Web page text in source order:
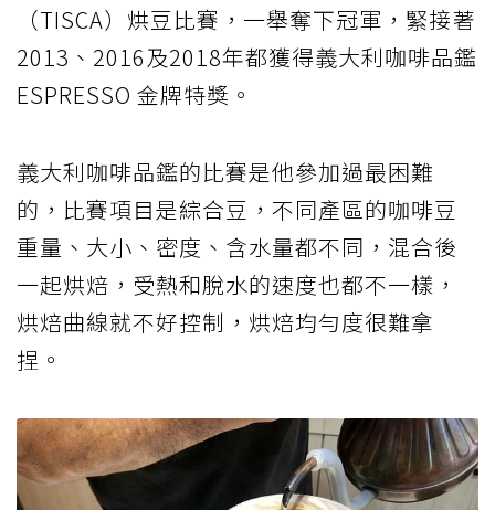
（TISCA）烘豆比賽，一舉奪下冠軍，緊接著
2013、2016及2018年都獲得義大利咖啡品鑑
ESPRESSO 金牌特獎。
義大利咖啡品鑑的比賽是他參加過最困難
的，比賽項目是綜合豆，不同產區的咖啡豆
重量、大小、密度、含水量都不同，混合後
一起烘焙，受熱和脫水的速度也都不一樣，
烘焙曲線就不好控制，烘焙均勻度很難拿
捏。